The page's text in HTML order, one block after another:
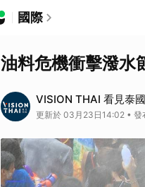
國際
油料危機衝擊潑水
VISION THAI 看見泰國
更新於 03月23日14:02 •